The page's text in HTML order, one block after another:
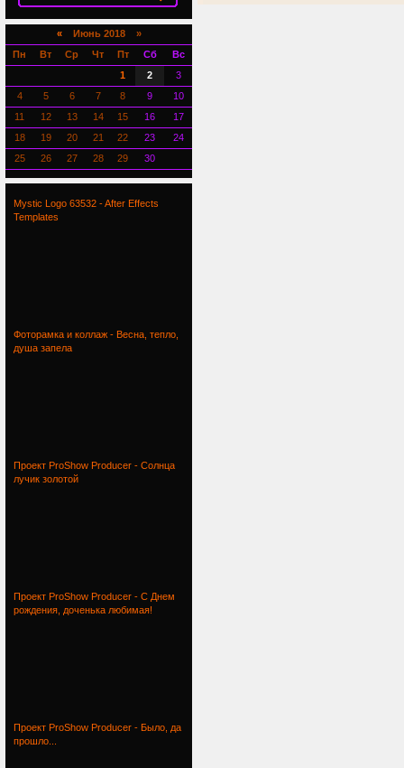
«Июнь 2018 »
Пн
Вт Ср Чт Пт Сб
Вс
1
2
3
4
5 6 7 8 9
10
11
12 13 14 15 16
17
18
19 20 21 22 23
24
25
26 27 28 29 30
Mystic Logo 63532 - After Effects
Templates
Фоторамка и коллаж - Весна, тепло,
душа запела
Проект ProShow Producer - Солнца
лучик золотой
Проект ProShow Producer - С Днем
рождения, доченька любимая!
Проект ProShow Producer - Было, да
прошло...